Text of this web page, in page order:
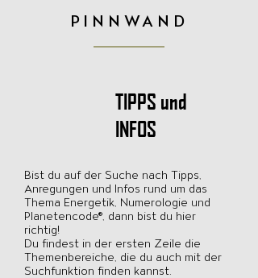
PINNWAND
TIPPS und
INFOS
Bist du auf der Suche nach Tipps,
Anregungen und Infos rund um das
Thema Energetik, Numerologie und
Planetencode®, dann bist du hier
richtig!
Du findest in der ersten Zeile die
Themenbereiche, die du auch mit der
Suchfunktion finden kannst.